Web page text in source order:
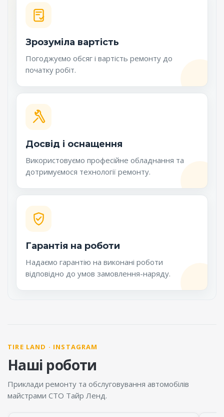
Зрозуміла вартість
Погоджуємо обсяг і вартість ремонту до
початку робіт.
Досвід і оснащення
Використовуємо професійне обладнання та
дотримуємося технології ремонту.
Гарантія на роботи
Надаємо гарантію на виконані роботи
відповідно до умов замовлення-наряду.
TIRE LAND · INSTAGRAM
Наші роботи
Приклади ремонту та обслуговування автомобілів
майстрами СТО Тайр Ленд.